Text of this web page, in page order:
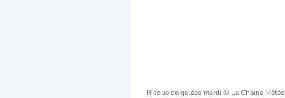
Risque de gelées mardi © La Chaîne Météo